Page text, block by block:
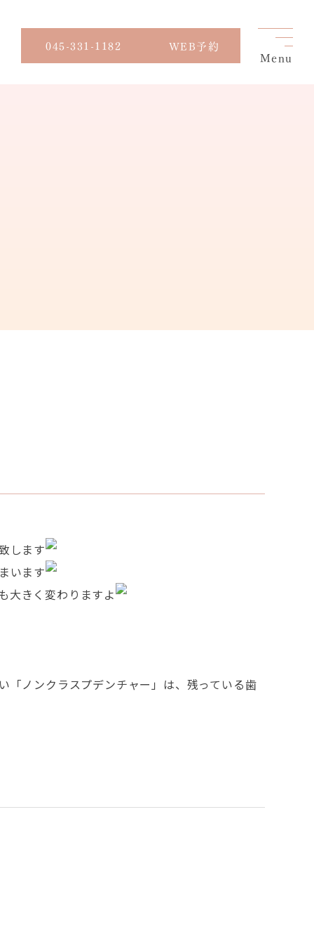
045-331-1182 WEB予約
Menu
します
います
大きく変わりますよ
「ノンクラスプデンチャー」は、残っている歯